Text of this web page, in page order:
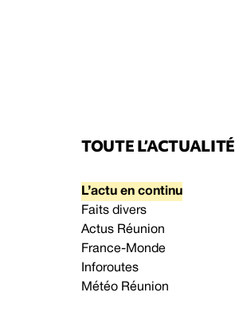
TOUTE L’ACTUALITÉ
L’actu en continu
Faits divers
Actus Réunion
France-Monde
Inforoutes
Météo Réunion